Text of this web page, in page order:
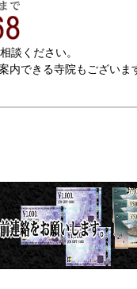
談ください。
内できる寺院もございま